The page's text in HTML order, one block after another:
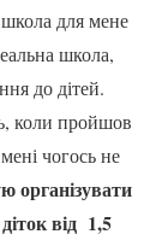
для мене
школа,
до дітей.
коли пройшов
чогось не
організувати
від 1,5